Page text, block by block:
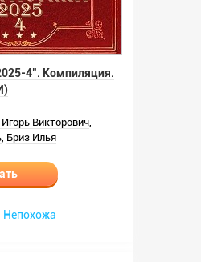
4". Компиляция.
Викторович,
, Бриз Илья
Непохожа